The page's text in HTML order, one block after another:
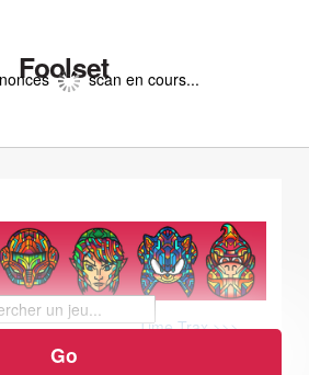
Foolsetscan en cours...
Time Trax >>>